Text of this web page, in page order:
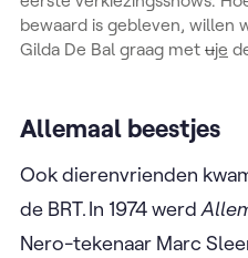
bewaard is gebleven,
Gilda De Bal graag met uje
Allemaal beestjes
Ook dierenvrienden
de BRT. In 1974 werd
Nero-tekenaar Marc